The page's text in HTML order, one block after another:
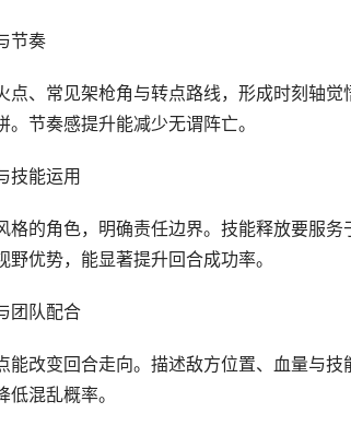
节奏
点、常见架枪角与转点路线，形成时刻轴
。节奏感提升能减少无谓阵亡。
技能运用
格的角色，明确责任边界。技能释放要服
野优势，能显著提升回合成功率。
团队配合
能改变回合走向。描述敌方位置、血量与
混乱概率。